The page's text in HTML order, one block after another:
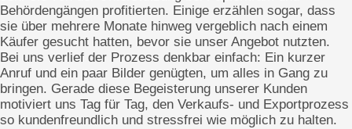
Behördengängen profitierten. Einige erzählen sogar, dass
sie über mehrere Monate hinweg vergeblich nach einem
Käufer gesucht hatten, bevor sie unser Angebot nutzten.
Bei uns verlief der Prozess denkbar einfach: Ein kurzer
Anruf und ein paar Bilder genügten, um alles in Gang zu
bringen. Gerade diese Begeisterung unserer Kunden
motiviert uns Tag für Tag, den Verkaufs- und Exportprozess
so kundenfreundlich und stressfrei wie möglich zu halten.